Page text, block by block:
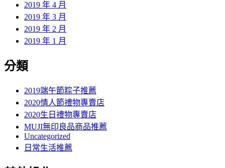
2019 年 4 月
2019 年 3 月
2019 年 2 月
2019 年 1 月
分類
2019端午節粽子推薦
2020情人節禮物專賣店
2020生日禮物專賣店
MUJI無印良品商品推薦
Uncategorized
日常生活推薦